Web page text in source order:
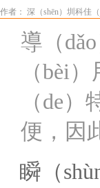
作者： 深（shēn）圳科佳
導（
（bèi
（de
便，因
瞬（